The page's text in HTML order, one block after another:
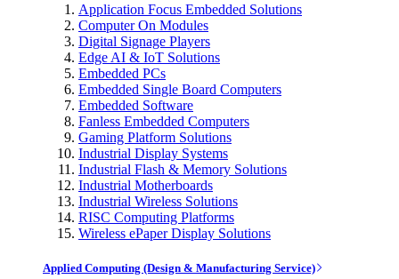
Application Focus Embedded Solutions
Computer On Modules
Digital Signage Players
Edge AI & IoT Solutions
Embedded PCs
Embedded Single Board Computers
Embedded Software
Fanless Embedded Computers
Gaming Platform Solutions
Industrial Display Systems
Industrial Flash & Memory Solutions
Industrial Motherboards
Industrial Wireless Solutions
RISC Computing Platforms
Wireless ePaper Display Solutions
Applied Computing (Design & Manufacturing Service)